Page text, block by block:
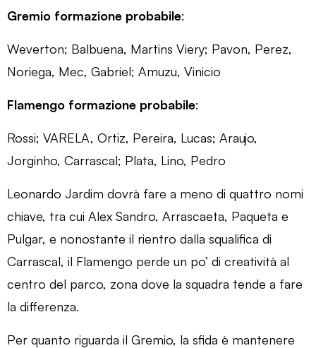
Gremio formazione probabile:
Weverton; Balbuena, Martins Viery; Pavon, Perez,
Noriega, Mec, Gabriel; Amuzu, Vinicio
Flamengo formazione probabile:
Rossi; VARELA, Ortiz, Pereira, Lucas; Araujo,
Jorginho, Carrascal; Plata, Lino, Pedro
Leonardo Jardim dovrà fare a meno di quattro nomi
chiave, tra cui Alex Sandro, Arrascaeta, Paqueta e
Pulgar, e nonostante il rientro dalla squalifica di
Carrascal, il Flamengo perde un po’ di creatività al
centro del parco, zona dove la squadra tende a fare
la differenza.
Per quanto riguarda il Gremio, la sfida è mantenere